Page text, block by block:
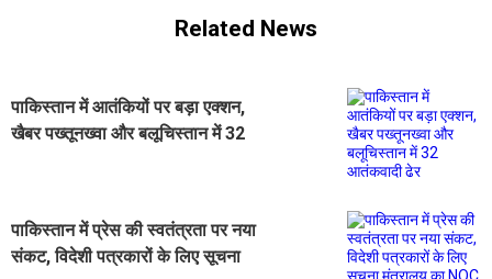
Related News
पाकिस्तान में आतंकियों पर बड़ा एक्शन,
खैबर पख्तूनख्वा और बलूचिस्तान में 32
पाकिस्तान में प्रेस की स्वतंत्रता पर नया
संकट, विदेशी पत्रकारों के लिए सूचना